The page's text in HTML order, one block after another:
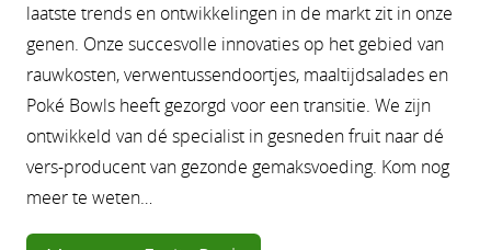
laatste trends en ontwikkelingen in de markt zit in onze
genen. Onze succesvolle innovaties op het gebied van
rauwkosten, verwentussendoortjes, maaltijdsalades en
Poké Bowls heeft gezorgd voor een transitie. We zijn
ontwikkeld van dé specialist in gesneden fruit naar dé
vers-producent van gezonde gemaksvoeding. Kom nog
meer te weten…